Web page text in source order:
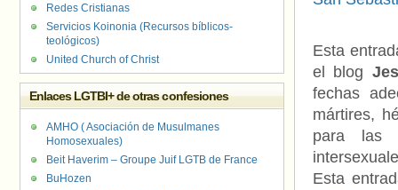
Esta
el blog
fechas
mártires,
para las
Esta
Redes Cristianas
Servicios Koinonia (Recursos bíblicos-
teológicos)
United Church of Christ
Enlaces LGTBI+ de otras confesiones
AMHO ( Asociación de Musulmanes
Homosexuales)
Beit Haverim – Groupe Juif LGTB de France
BuHozen